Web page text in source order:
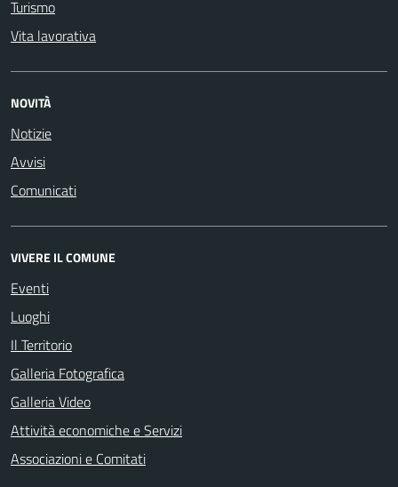
Turismo
Vita lavorativa
NOVITÀ
Notizie
Avvisi
Comunicati
VIVERE IL COMUNE
Eventi
Luoghi
Il Territorio
Galleria Fotografica
Galleria Video
Attività economiche e Servizi
Associazioni e Comitati